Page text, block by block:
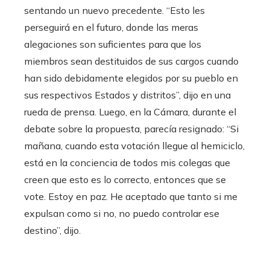
sentando un nuevo precedente. “Esto les
perseguirá en el futuro, donde las meras
alegaciones son suficientes para que los
miembros sean destituidos de sus cargos cuando
han sido debidamente elegidos por su pueblo en
sus respectivos Estados y distritos”, dijo en una
rueda de prensa. Luego, en la Cámara, durante el
debate sobre la propuesta, parecía resignado: “Si
mañana, cuando esta votación llegue al hemiciclo,
está en la conciencia de todos mis colegas que
creen que esto es lo correcto, entonces que se
vote. Estoy en paz. He aceptado que tanto si me
expulsan como si no, no puedo controlar ese
destino”, dijo.